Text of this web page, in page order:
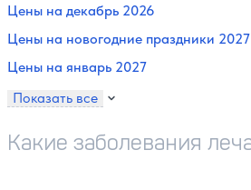
Цены на декабрь 2026
Цены на новогодние праздники 2027
Цены на январь 2027
Показать все
Какие заболевания